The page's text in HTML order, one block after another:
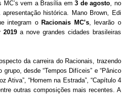
MC’s vem a Brasília em3 de agosto , no
histórica. Mano Brown, Edi
integram oRacionais MC’s, levarão o
2019 a nove grandes cidades brasileiras
da carreira do Racionais, trazendo
desde “Tempos Difíceis” e “Pânico
Ativa”, “Homem na Estrada”, “Capítulo 4
outras composições mais recentes. A